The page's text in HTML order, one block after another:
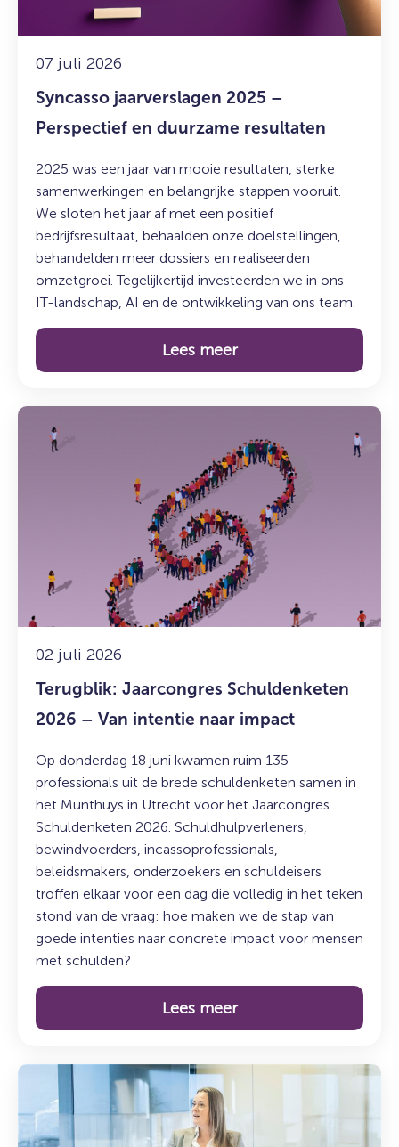
07 juli 2026
Syncasso jaarverslagen 2025 –
Perspectief en duurzame resultaten
2025 was een jaar van mooie resultaten, sterke
samenwerkingen en belangrijke stappen vooruit.
We sloten het jaar af met een positief
bedrijfsresultaat, behaalden onze doelstellingen,
behandelden meer dossiers en realiseerden
omzetgroei. Tegelijkertijd investeerden we in ons
IT-landschap, AI en de ontwikkeling van ons team.
Lees meer
resultaten
02 juli 2026
Terugblik: Jaarcongres Schuldenketen
2026 – Van intentie naar impact
Op donderdag 18 juni kwamen ruim 135
professionals uit de brede schuldenketen samen in
het Munthuys in Utrecht voor het Jaarcongres
Schuldenketen 2026. Schuldhulpverleners,
bewindvoerders, incassoprofessionals,
beleidsmakers, onderzoekers en schuldeisers
troffen elkaar voor een dag die volledig in het teken
stond van de vraag: hoe maken we de stap van
goede intenties naar concrete impact voor mensen
met schulden?
Lees meer
Lees
meer
naar
impact
Lees
over:
Duurzaam